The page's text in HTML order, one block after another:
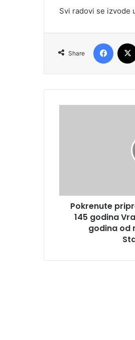
Svi radovi se izvode
Share
Pokrenute
145 godina
godina od